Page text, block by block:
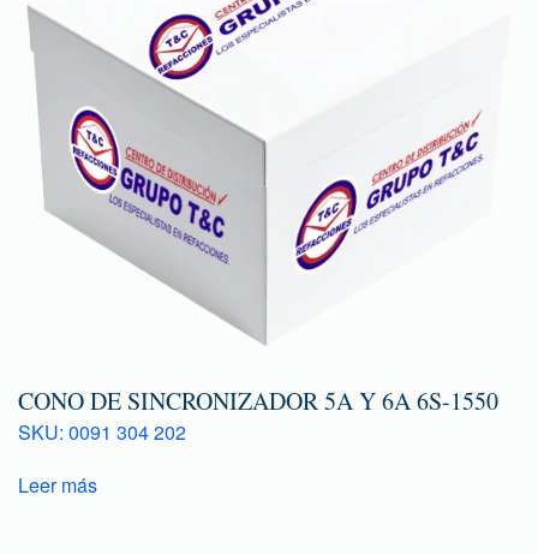
CONO DE SINCRONIZADOR 5A Y 6A 6S-1550
SKU: 0091 304 202
Leer más